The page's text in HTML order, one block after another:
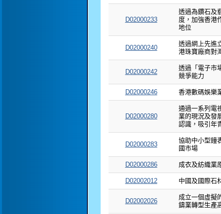
D02000233
透過為鑽石及
度，加強香港
地位
D02000240
透過網上先進
港珠寶廠商對
D02000242
透過「電子市
競爭能力
D02000246 香港數碼娛樂
D02000280
通過一系列電
業的現況及發
認識，吸引年
D02000283
協助中小型鐘
國市場
D02000286 成衣及紡織業
D02002012 中國及國際石
D02002026
成立一個虛擬
鑄業轉型生產